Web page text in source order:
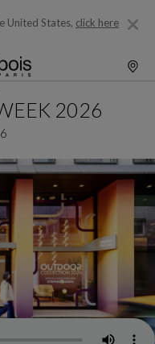
United States, click here
2026